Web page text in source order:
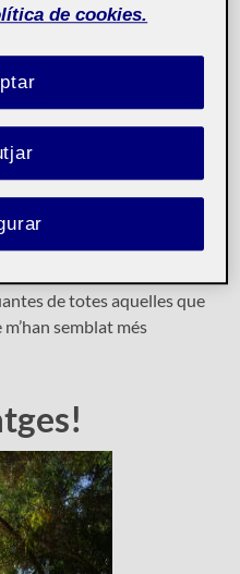
de totes aquelles que
semblat més
de cookies.